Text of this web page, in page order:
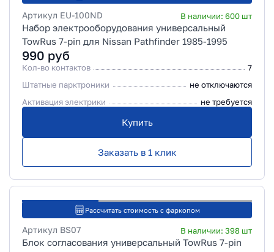
Артикул EU-100ND В наличии: 600 шт
Набор электрооборудования универсальный
TowRus 7-pin для Nissan Pathfinder 1985-1995
990 руб
Кол-во контактов
7
Штатные парктроники
не отключаются
Активация электрики
не требуется
Купить
Заказать в 1 клик
Рассчитать стоимость с фаркопом
Артикул BS07 В наличии: 398 шт
Блок согласования универсальный TowRus 7-pin